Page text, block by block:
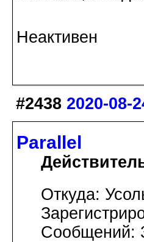
Неактивен
#2438 2020-08-
Parallel
Откуда:
Сообщений: